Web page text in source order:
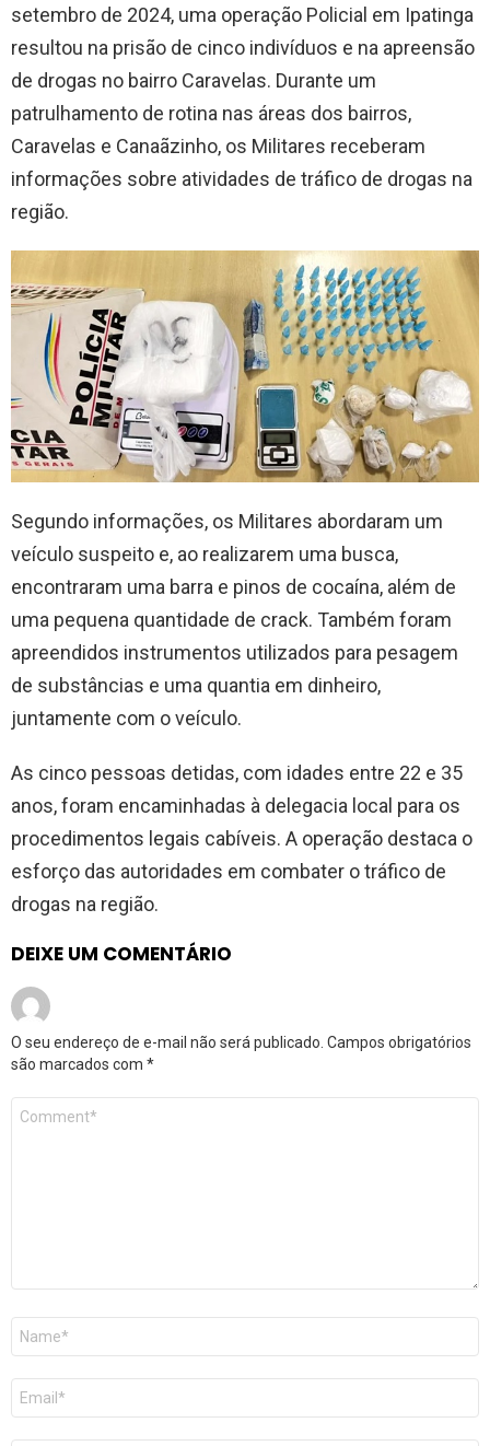
setembro de 2024, uma operação Policial em Ipatinga
resultou na prisão de cinco indivíduos e na apreensão
de drogas no bairro Caravelas. Durante um
patrulhamento de rotina nas áreas dos bairros,
Caravelas e Canaãzinho, os Militares receberam
informações sobre atividades de tráfico de drogas na
região.
Segundo informações, os Militares abordaram um
veículo suspeito e, ao realizarem uma busca,
encontraram uma barra e pinos de cocaína, além de
uma pequena quantidade de crack. Também foram
apreendidos instrumentos utilizados para pesagem
de substâncias e uma quantia em dinheiro,
juntamente com o veículo.
As cinco pessoas detidas, com idades entre 22 e 35
anos, foram encaminhadas à delegacia local para os
procedimentos legais cabíveis. A operação destaca o
esforço das autoridades em combater o tráfico de
drogas na região.
DEIXE UM COMENTÁRIO
O seu endereço de e-mail não será publicado. Campos obrigatórios
são marcados com *
Comentário
Nome
E-
mail
*